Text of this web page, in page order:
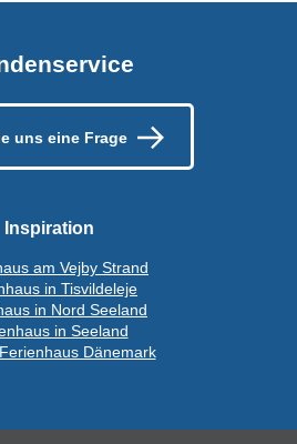
uns eine Frage
Inspiration
am Vejby Strand
in Tisvildeleje
in Nord Seeland
in Seeland
Dänemark